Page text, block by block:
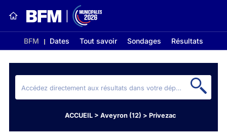
BFM Dates Tout savoir Sondages Résultats
ACCUEIL > Aveyron (12) > Privezac